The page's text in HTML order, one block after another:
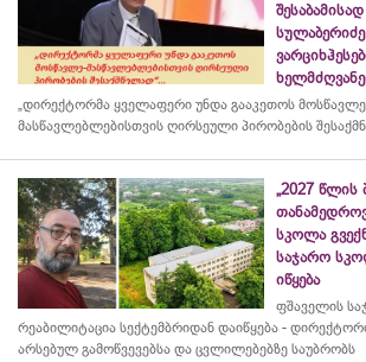
„დირექტორმა ყველაფერი უნდა გააკეთოს
მასწავლებლებისთვის ღირსეული პირობების
„2027
სკოლა
საჯარო
იწყება
ფშაველის
რეაბილიტაცია სექტემბრიდან დაიწყება -
არსებულ გამოწვევებსა და ცვლილებებზე საუბრობს